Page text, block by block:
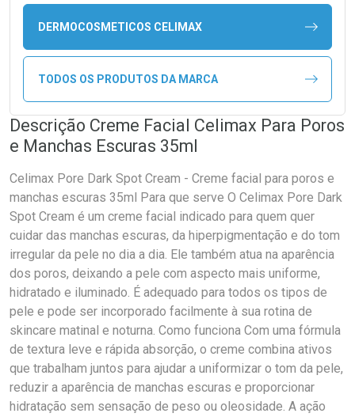
DERMOCOSMETICOS CELIMAX
TODOS OS PRODUTOS DA MARCA
Descrição Creme Facial Celimax Para Poros
e Manchas Escuras 35ml
Celimax Pore Dark Spot Cream - Creme facial para poros e
manchas escuras 35ml Para que serve O Celimax Pore Dark
Spot Cream é um creme facial indicado para quem quer
cuidar das manchas escuras, da hiperpigmentação e do tom
irregular da pele no dia a dia. Ele também atua na aparência
dos poros, deixando a pele com aspecto mais uniforme,
hidratado e iluminado. É adequado para todos os tipos de
pele e pode ser incorporado facilmente à sua rotina de
skincare matinal e noturna. Como funciona Com uma fórmula
de textura leve e rápida absorção, o creme combina ativos
que trabalham juntos para ajudar a uniformizar o tom da pele,
reduzir a aparência de manchas escuras e proporcionar
hidratação sem sensação de peso ou oleosidade. A ação